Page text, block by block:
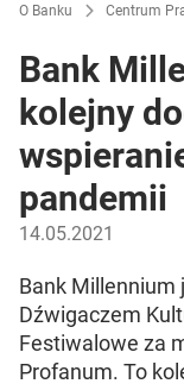
O Banku Centrum
Bank
kolejny
pandemii
14.05.2021
Bank Millennium
Dźwigaczem
Festiwalowe za
Profanum. To